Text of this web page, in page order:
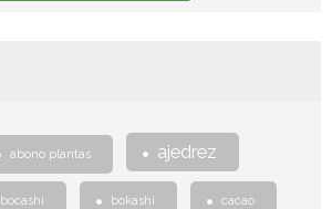
abono plantas ajedrez
bocashi bokashi cacao